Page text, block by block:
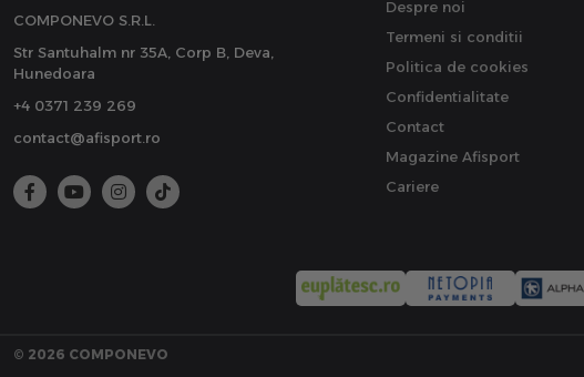
COMPONEVO S.R.L.
Str Santuhalm nr 35A, Corp B, Deva,
Hunedoara
+4 0371 239 269
contact@afisport.ro
Despre noi
Termeni si conditii
Politica de cookies
Confidentialitate
Contact
Magazine Afisport
Cariere
© 2026 COMPONEVO